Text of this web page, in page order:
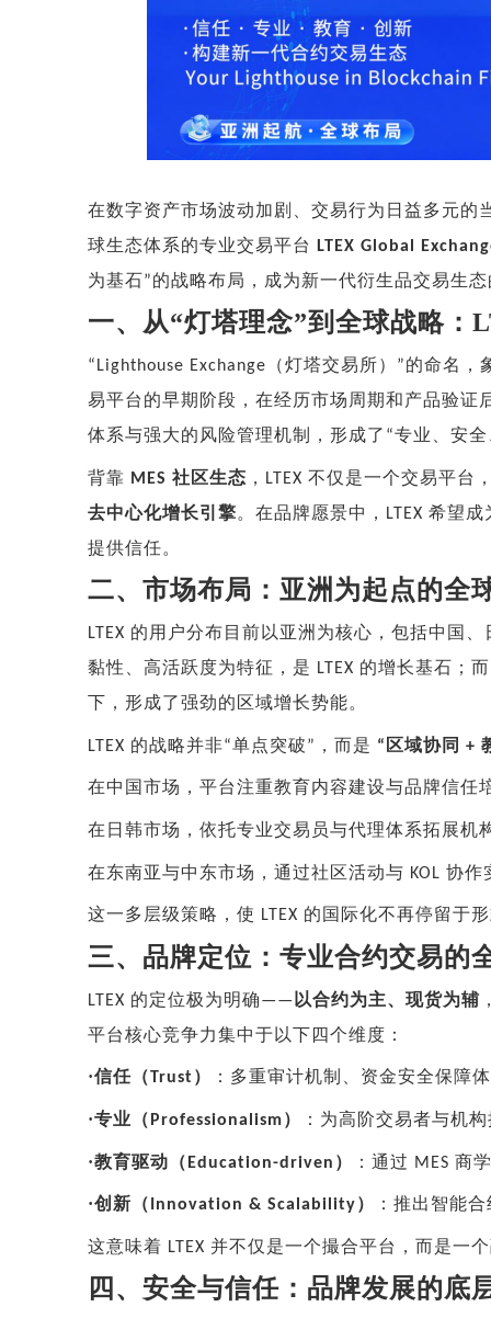
在数字资产市场波动加剧、交易行为日益多元
球生态体系的专业交易平台
LTEX Global
为基石”的战略布局，成为新一代衍生品交易生
一、从“灯塔理念”到全球战略：
“Lighthouse Exchange （灯塔交易所） ”的命名，
易平台的早期阶段，在经历市场周期和产品验证
体系与强大的风险管理机制，形成了 “专业、安
背靠 MES 社区生态 ， LTEX 不仅是一个交易平台
去中心化增长引擎。在品牌愿景中， LTEX 希望成
提供信任。
二、市场布局：亚洲为起点的全
LTEX 的用户分布目前以亚洲为核心，包括中国
黏性、高活跃度为特征，是 LTEX 的增长基石；
下，形成了强劲的区域增长势能。
LTEX 的战略并非“单点突破” ，而是 “ 区域协同 +
在中国市场，平台注重教育内容建设与品牌信任
在日韩市场，依托专业交易员与代理体系拓展机
在东南亚与中东市场，通过社区活动与 KOL 协作
这一多层级策略，使 LTEX 的国际化不再停留于
三、品牌定位：专业合约交易的
LTEX 的定位极为明确—— 以合约为主、现货为辅
平台核心竞争力集中于以下四个维度：
·信任（Trust） ：多重审计机制、资金安全保障
·专业（ Professionalism） ：为高阶交易者与机
·教育驱动（ Education-driven ） ：通过 MES 商
·创新（ Innovation & Scalability） ：推出智能
这意味着 LTEX 并不仅是一个撮合平台，而是一
四、安全与信任：品牌发展的底